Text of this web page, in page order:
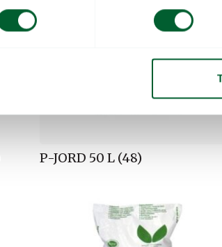
P-JORD 50 L (48)